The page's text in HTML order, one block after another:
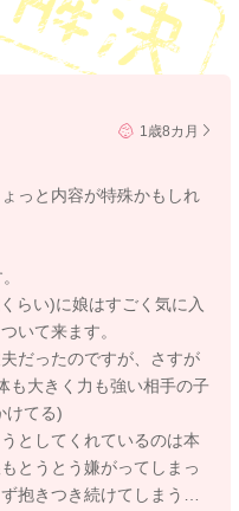
1歳8カ月
っと内容が特殊かもしれ
らい)に娘はすごく気に入
いて来ます。
だったのですが、さすが
も大きく力も強い相手の子
けてる)
としてくれているのは本
とうとう嫌がってしまっ
抱きつき続けてしまう…